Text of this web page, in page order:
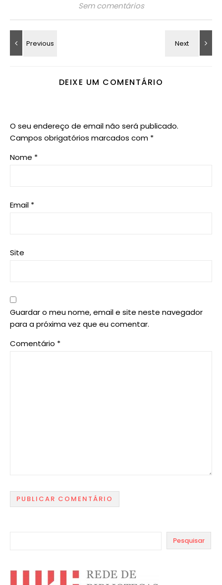
Sem comentários
DEIXE UM COMENTÁRIO
O seu endereço de email não será publicado.
Campos obrigatórios marcados com *
Nome *
Email *
Site
Guardar o meu nome, email e site neste navegador
para a próxima vez que eu comentar.
Comentário *
Pesquisar